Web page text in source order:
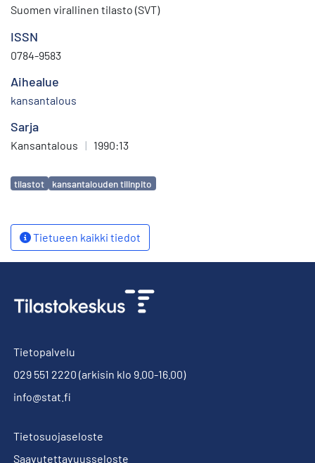
Suomen virallinen tilasto (SVT)
ISSN
0784-9583
Aihealue
kansantalous
Sarja
Kansantalous | 1990:13
Avainsanat
tilastot kansantalouden tilinpito
Tietueen kaikki tiedot
Tietopalvelu
029 551 2220 (arkisin klo 9.00-16.00)
info@stat.fi
Tietosuojaseloste
Saavutettavuusseloste